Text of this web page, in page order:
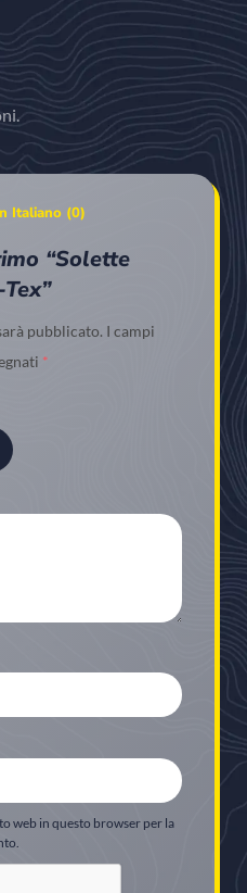
Italiano (0)
“Solette
pubblicato. I campi
*
web in questo browser per la